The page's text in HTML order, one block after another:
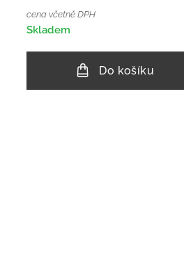
cena včetně DPH
Skladem
Do košíku